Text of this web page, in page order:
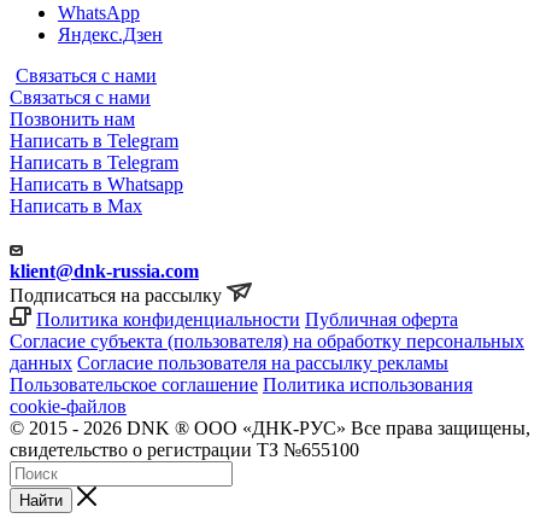
WhatsApp
Яндекс.Дзен
Связаться с нами
Связаться с нами
Позвонить нам
Написать в Telegram
Написать в Telegram
Написать в Whatsapp
Написать в Max
klient@dnk-russia.com
Подписаться на рассылку
Политика конфиденциальности Публичная оферта
Согласие субъекта (пользователя) на обработку персональных
данных Согласие пользователя на рассылку рекламы
Пользовательское соглашение Политика использования
cookie-файлов
© 2015 - 2026 DNK ® ООО «ДНК-РУС» Все права защищены,
свидетельство о регистрации ТЗ №655100
Найти